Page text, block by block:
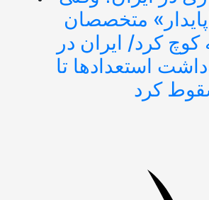
متخصصان
کوچ کرد/ ایران در
استعدادها تا